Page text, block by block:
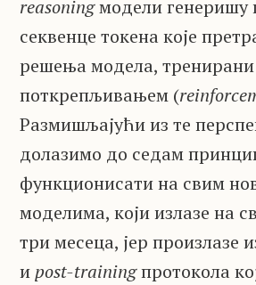
reasoningмодели генеришу
секвенце токена које
решења модела,
поткрепљивањем (
Размишљајући из те
долазимо до седам
функционисати на свим
моделима, који излазе на
три месеца, јер произлазе
и post-trainingпротокола